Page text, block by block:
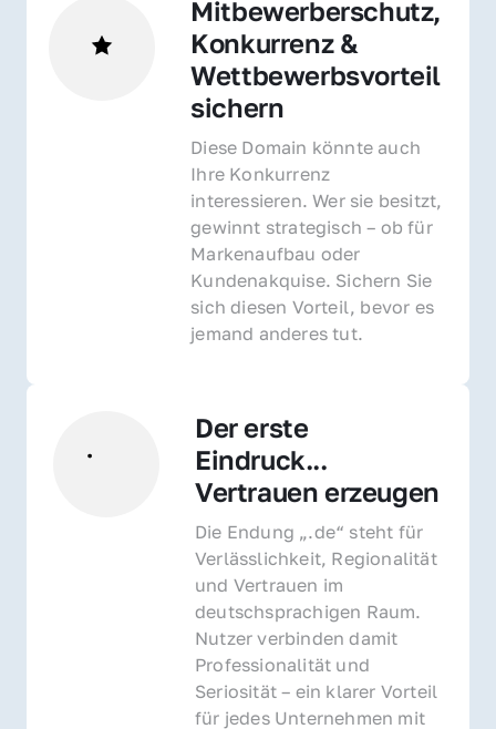
Mitbewerberschutz,
Konkurrenz &
Wettbewerbsvorteil
sichern
Diese Domain könnte auch
Ihre Konkurrenz
interessieren. Wer sie besitzt,
gewinnt strategisch – ob für
Markenaufbau oder
Kundenakquise. Sichern Sie
sich diesen Vorteil, bevor es
jemand anderes tut.
Der erste
Eindruck...
Vertrauen erzeugen
Die Endung „.de“ steht für
Verlässlichkeit, Regionalität
und Vertrauen im
deutschsprachigen Raum.
Nutzer verbinden damit
Professionalität und
Seriosität – ein klarer Vorteil
für jedes Unternehmen mit